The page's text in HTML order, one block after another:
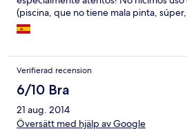
(piscina, que no tiene mala pinta,
Verifierad recension
6/10 Bra
21 aug. 2014
Översätt med hjälp av Google